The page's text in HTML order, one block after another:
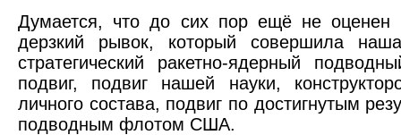
Думается, что до сих пор ещё не оценен
дерзкий рывок, который совершила
стратегический ракетно-ядерный
подвиг, подвиг нашей науки,
личного состава, подвиг по достигнутым
подводным флотом США.